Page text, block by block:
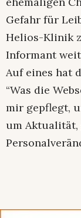
Gefahr für
Helios-Klinik
Informant
Auf eines hat
“Was die
mir gepflegt,
um Aktualität,